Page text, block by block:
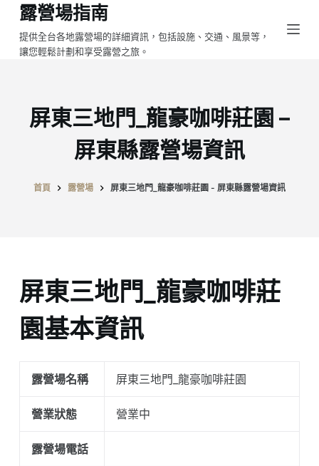
跳
至
主
露營場指南
提供全台各地露營場的詳細資訊，包括設施、交通、風景等，
讓您輕鬆計劃和享受露營之旅。
屏東三地門_龍豪咖啡莊園 –
屏東縣露營場資訊
首頁 露營場 屏東三地門_龍豪咖啡莊園 - 屏東縣露營場資訊
屏東三地門_龍豪咖啡莊
園基本資訊
露營場名稱 屏東三地門_龍豪咖啡莊園
營業狀態 營業中
露營場電話